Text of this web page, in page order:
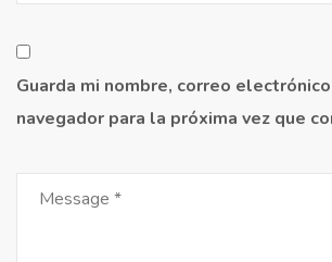
Guarda mi nombre, correo
navegador para la próxima vez que